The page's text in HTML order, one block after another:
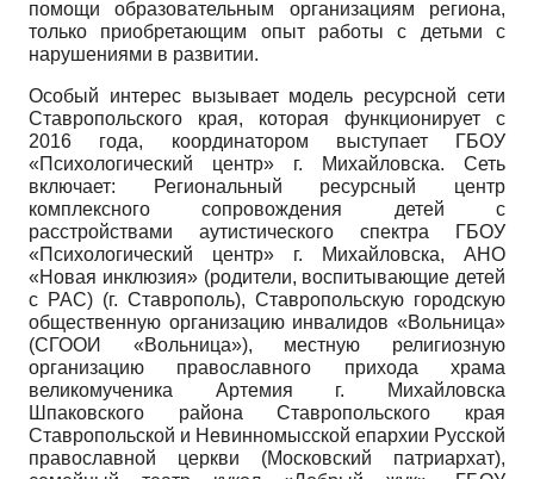
помощи образовательным организациям региона,
только приобретающим опыт работы с детьми с
нарушениями в развитии.
Особый интерес вызывает модель ресурсной сети
Ставропольского края, которая функционирует с
2016 года, координатором выступает ГБОУ
«Психологический центр» г. Михайловска. Сеть
включает: Региональный ресурсный центр
комплексного сопровождения детей с
расстройствами аутистического спектра ГБОУ
«Психологический центр» г. Михайловска, АНО
«Новая инклюзия» (родители, воспитывающие детей
с РАС) (г. Ставрополь), Ставропольскую городскую
общественную организацию инвалидов «Вольница»
(СГООИ «Вольница»), местную религиозную
организацию православного прихода храма
великомученика Артемия г. Михайловска
Шпаковского района Ставропольского края
Ставропольской и Невинномысской епархии Русской
православной церкви (Московский патриархат),